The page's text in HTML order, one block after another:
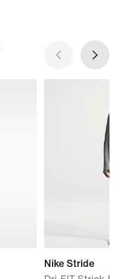
Nike Stride